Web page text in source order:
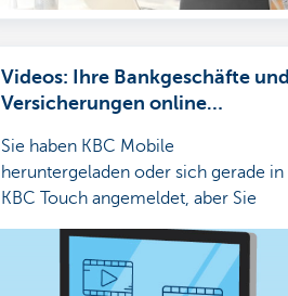
Videos: Ihre Bankgeschäfte und
Versicherungen online
Sie haben KBC Mobile
heruntergeladen oder sich gerade in
KBC Touch angemeldet, aber Sie
haben noch Fragen zum Online-
Banking. Wir helfen Ihnen gern.